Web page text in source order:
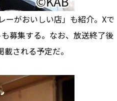
がおいしい店」も紹介。Xで
募集する。なお、放送終了後
される予定だ。